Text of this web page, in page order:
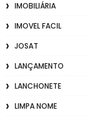
IMOBILIÁRIA
IMOVEL FACIL
JOSAT
LANÇAMENTO
LANCHONETE
LIMPA NOME